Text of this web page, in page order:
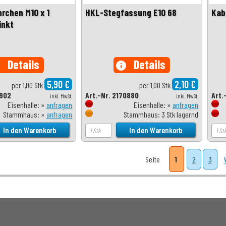
M10 x 1
Details
per 1,00 Stk 5,90 €
inkl. MwSt.
Eisenhalle: » anfragen
Stammhaus: » anfragen
HKL-Stegfassung E10 68
info Details
per 1,00 Stk 2,10 €
inkl. MwSt.
Art.-Nr. 2170880
Eisenhalle: » anfragen
Stammhaus: 3 Stk lagernd
Seite 1 2 3